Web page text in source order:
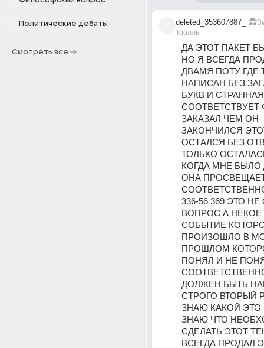
Политические дебаты
Смотреть все
deleted_353607887_
Тролль
ДА ЭТОТ ПАКЕТ
НО Я ВСЕГДА
ДВАМЯ ПОТУ ГДЕ
НАПИСАН БЕЗ
БУКВ И
СООТВЕТСТВУЕТ
ЗАКАЗАЛ ЧЕМ ОН
ЗАКОНЧИЛСЯ
ОСТАЛСЯ БЕЗ
ТОЛЬКО
КОГДА МНЕ БЫЛО
ОНА
336-56 369 ЭТО
ВОПРОС А
СОБЫТИЕ
ПРОИЗОШЛО В
ПРОШЛОМ
ПОНЯЛ И НЕ
ДОЛЖЕН БЫТЬ
СТРОГО ВТОРЫЙ
ЗНАЮ КАКОЙ ЭТО
ЗНАЮ ЧТО
СДЕЛАТЬ ЭТОТ
ВСЕГДА ПРОДАЛ